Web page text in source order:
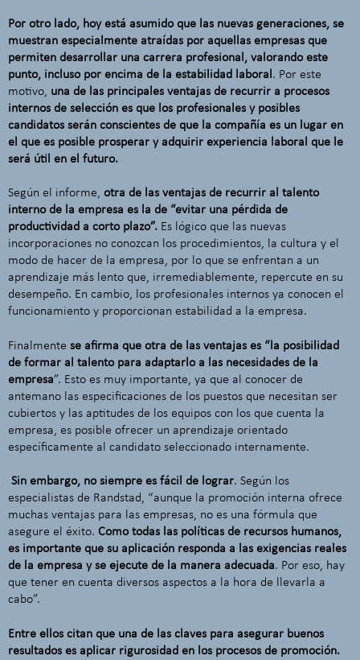
Por otro lado, hoy está asumido que las nuevas generaciones, se
muestran especialmente atraídas por aquellas empresas que
permiten desarrollar una carrera profesional, valorando este
punto, incluso por encima de la estabilidad laboral . Por este
motivo, una de las principales ventajas de recurrir a procesos
internos de selección es que los profesionales y posibles
candidatos serán conscientes de que la compañía es un lugar en
el que es posible prosperar y adquirir experiencia laboral que le
será útil en el futuro.
Según el informe, otra de las ventajas de recurrir al talento
interno de la empresa es la de “evitar una pérdida de
productividad a corto plazo”. Es lógico que las nuevas
incorporaciones no conozcan los procedimientos, la cultura y el
modo de hacer de la empresa, por lo que se enfrentan a un
aprendizaje más lento que, irremediablemente, repercute en su
desempeño. En cambio, los profesionales internos ya conocen el
funcionamiento y proporcionan estabilidad a la empresa.
Finalmente se afirma que otra de las ventajas es “la posibilidad
de formar al talento para adaptarlo a las necesidades de la
empresa”. Esto es muy importante, ya que al conocer de
antemano las especificaciones de los puestos que necesitan ser
cubiertos y las aptitudes de los equipos con los que cuenta la
empresa, es posible ofrecer un aprendizaje orientado
específicamente al candidato seleccionado internamente.
Sin embargo, no siempre es fácil de lograr. Según los
especialistas de Randstad, “aunque la promoción interna ofrece
muchas ventajas para las empresas, no es una fórmula que
asegure el éxito. Como todas las políticas de recursos humanos,
es importante que su aplicación responda a las exigencias reales
de la empresa y se ejecute de la manera adecuada. Por eso, hay
que tener en cuenta diversos aspectos a la hora de llevarla a
cabo”.
Entre ellos citan que una de las claves para asegurar buenos
resultados es aplicar rigurosidad en los procesos de promoción.